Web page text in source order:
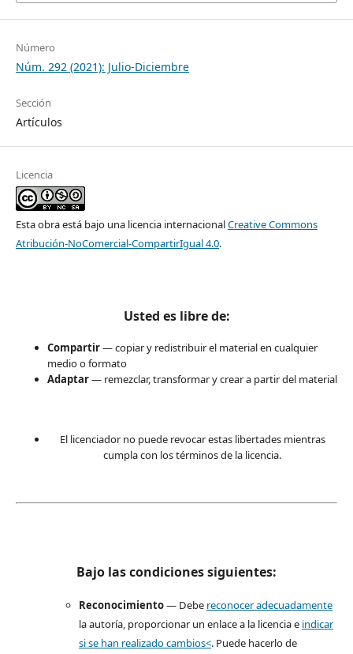
Número
Núm. 292 (2021): Julio-Diciembre
Sección
Artículos
Licencia
Esta obra está bajo una licencia internacionalCreative Commons
Atribución-NoComercial-CompartirIgual 4.0.
Usted es libre de:
Compartir— copiar y redistribuir el material en cualquier
medio o formato
Adaptar— remezclar, transformar y crear a partir del material
El licenciador no puede revocar estas libertades mientras
cumpla con los términos de la licencia.
Bajo las condiciones siguientes:
Reconocimiento— Debe reconocer adecuadamente
la autoría, proporcionar un enlace a la licencia e indicar
si se han realizado cambios<. Puede hacerlo de